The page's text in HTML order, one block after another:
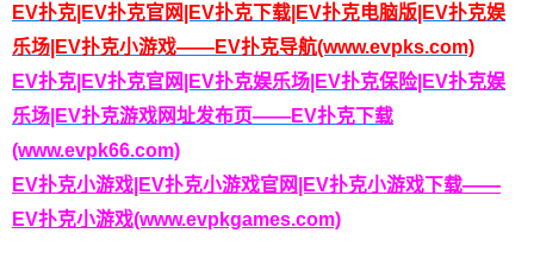
EV扑克|EV扑克官网|EV扑克下载|EV扑克电脑版|EV扑克娱
乐场|EV扑克小游戏——EV扑克导航(www.evpks.com)
EV扑克|EV扑克官网|EV扑克娱乐场|EV扑克保险|EV扑克娱
乐场|EV扑克游戏网址发布页——EV扑克下载
(www.evpk66.com)
EV扑克小游戏|EV扑克小游戏官网|EV扑克小游戏下载——
EV扑克小游戏(www.evpkgames.com)